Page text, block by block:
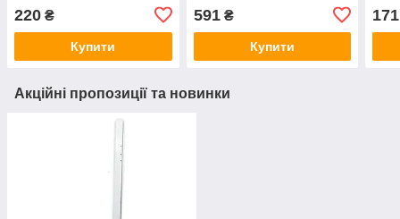
220 ₴
Купити
591₴
Купити
171
Акційні пропозиції та новинки